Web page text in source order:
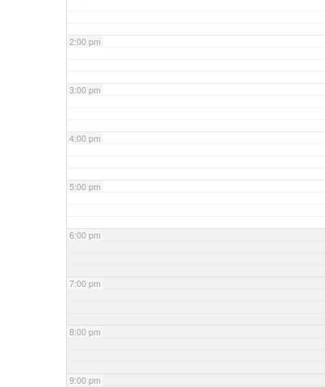
2:00 pm
3:00 pm
4:00 pm
5:00 pm
6:00 pm
7:00 pm
8:00 pm
9:00 pm